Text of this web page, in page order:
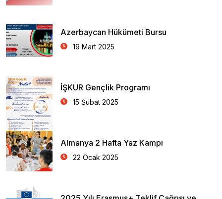
Azerbaycan Hükümeti Bursu
19 Mart 2025
İŞKUR Gençlik Programı
15 Şubat 2025
Almanya 2 Hafta Yaz Kampı
22 Ocak 2025